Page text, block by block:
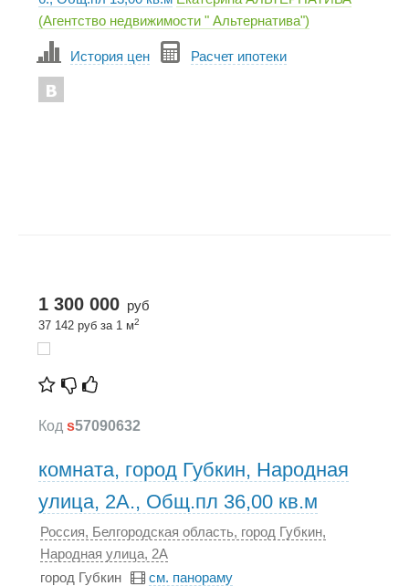
(Агентство недвижимости " Альтернатива")
История цен Расчет ипотеки
1 300 000 руб
37 142 руб за 1 м2
Код s57090632
комната, город Губкин, Народная
улица, 2А., Общ.пл 36,00 кв.м
Россия, Белгородская область, город Губкин,
Народная улица, 2А
город Губкин
см. панораму